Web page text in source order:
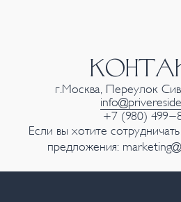
г.Москва, Переулок
+7 (980) 499-
Если вы хотите
предложения: